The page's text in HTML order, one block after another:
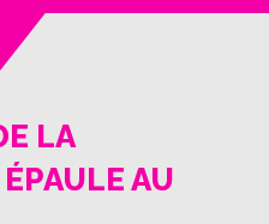
LA
AU